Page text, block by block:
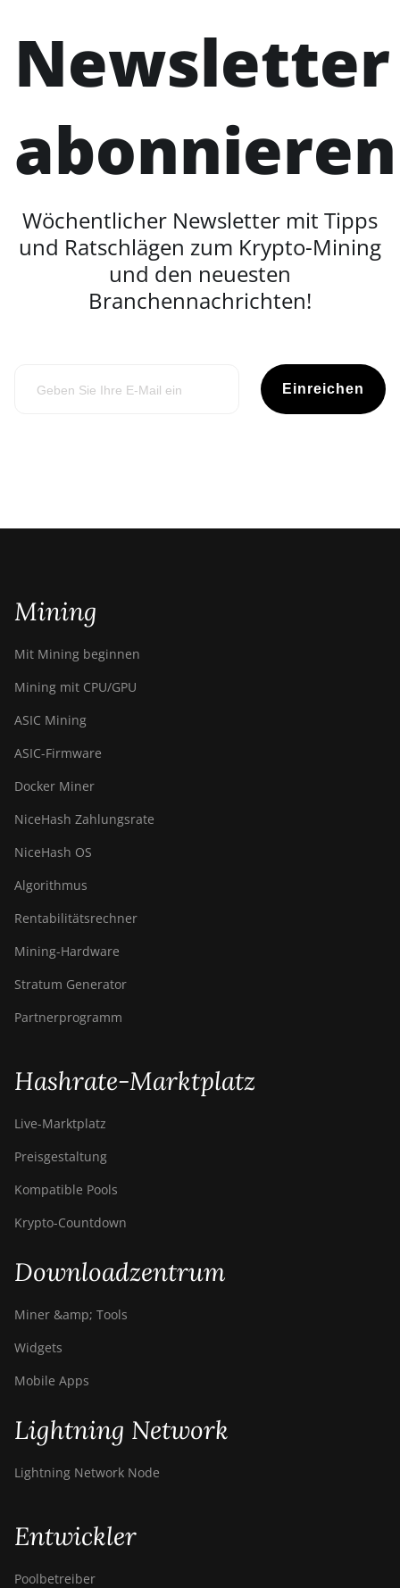
Newsletter
abonnieren
Wöchentlicher Newsletter mit Tipps
und Ratschlägen zum Krypto-Mining
und den neuesten
Branchennachrichten!
Einreichen
Mining
Mit Mining beginnen
Mining mit CPU/GPU
ASIC Mining
ASIC-Firmware
Docker Miner
NiceHash Zahlungsrate
NiceHash OS
Algorithmus
Rentabilitätsrechner
Mining-Hardware
Stratum Generator
Partnerprogramm
Hashrate-Marktplatz
Live-Marktplatz
Preisgestaltung
Kompatible Pools
Krypto-Countdown
Downloadzentrum
Miner &amp; Tools
Widgets
Mobile Apps
Lightning Network
Lightning Network Node
Entwickler
Poolbetreiber